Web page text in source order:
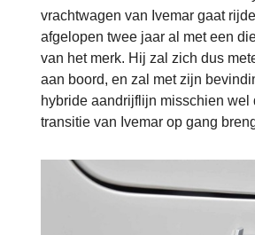
vrachtwagen van Ivemar gaat
afgelopen twee jaar al met een
van het merk. Hij zal zich dus
aan boord, en zal met zijn
hybride aandrijflijn misschien wel
transitie van Ivemar op gang